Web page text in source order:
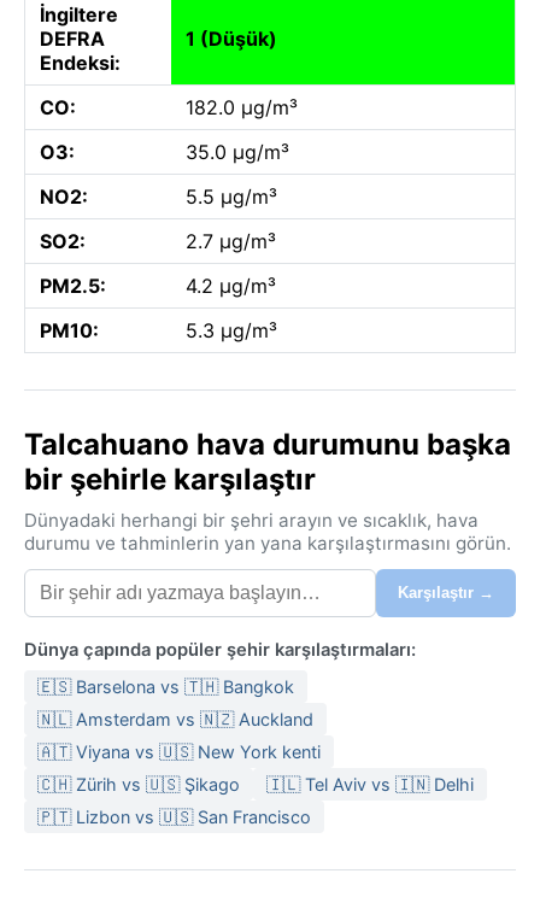
İngiltere
DEFRA
Endeksi:
1 (Düşük)
CO:
182.0 µg/m³
O3:
35.0 µg/m³
NO2:
5.5 µg/m³
SO2:
2.7 µg/m³
PM2.5:
4.2 µg/m³
PM10:
5.3 µg/m³
Talcahuano hava durumunu başka
bir şehirle karşılaştır
Dünyadaki herhangi bir şehri arayın ve sıcaklık, hava
durumu ve tahminlerin yan yana karşılaştırmasını görün.
Karşılaştır →
Dünya çapında popüler şehir karşılaştırmaları:
🇪🇸 Barselona vs 🇹🇭 Bangkok
🇳🇱 Amsterdam vs 🇳🇿 Auckland
🇦🇹 Viyana vs 🇺🇸 New York kenti
🇨🇭 Zürih vs 🇺🇸 Şikago
🇮🇱 Tel Aviv vs 🇮🇳 Delhi
🇵🇹 Lizbon vs 🇺🇸 San Francisco